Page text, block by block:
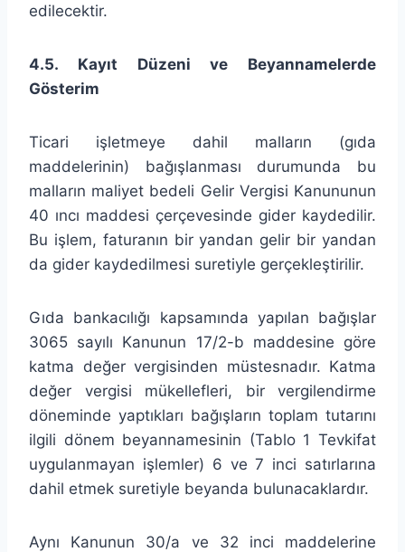
edilecektir.
4.5. Kayıt Düzeni ve Beyannamelerde
Gösterim
Ticari işletmeye dahil malların (gıda
maddelerinin) bağışlanması durumunda bu
malların maliyet bedeli Gelir Vergisi Kanununun
40 ıncı maddesi çerçevesinde gider kaydedilir.
Bu işlem, faturanın bir yandan gelir bir yandan
da gider kaydedilmesi suretiyle gerçekleştirilir.
Gıda bankacılığı kapsamında yapılan bağışlar
3065 sayılı Kanunun 17/2-b maddesine göre
katma değer vergisinden müstesnadır. Katma
değer vergisi mükellefleri, bir vergilendirme
döneminde yaptıkları bağışların toplam tutarını
ilgili dönem beyannamesinin (Tablo 1 Tevkifat
uygulanmayan işlemler) 6 ve 7 inci satırlarına
dahil etmek suretiyle beyanda bulunacaklardır.
Aynı Kanunun 30/a ve 32 inci maddelerine